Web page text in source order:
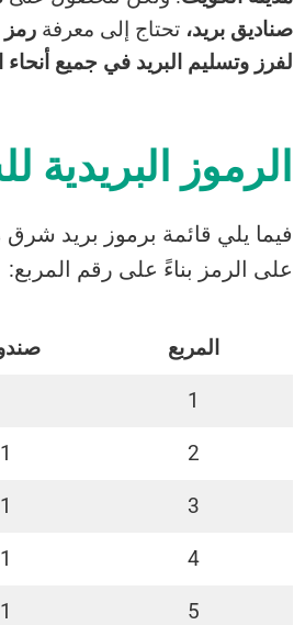
صناديق بريد، تحتاج إلى معرفة رمز
لفرز وتسليم البريد في جميع أنحاء
الرموز
فيما يلي قائمة برموز بريد شرق
على الرمز بناءً على رقم المربع:
المربع
1
2
3
4
5